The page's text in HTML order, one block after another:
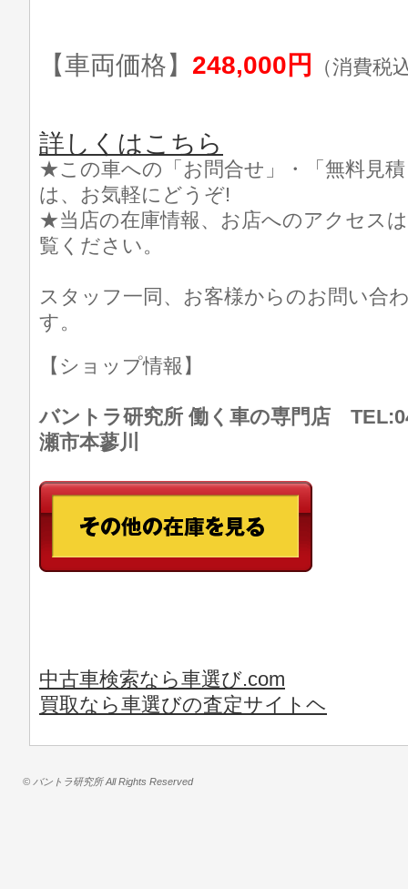
【車両価格】 248,000円 （消費税
詳しくはこちら
★この車への「お問合せ」・「無料見
は、お気軽にどうぞ!
★当店の在庫情報、お店へのアクセス
覧ください。
スタッフ一同、お客様からのお問い合
す。
【ショップ情報】
バントラ研究所 働く車の専門店
瀬市本蓼川
中古車検索なら車選び.com
買取なら車選びの査定サイトヘ
© バントラ研究所 All Rights Reserved